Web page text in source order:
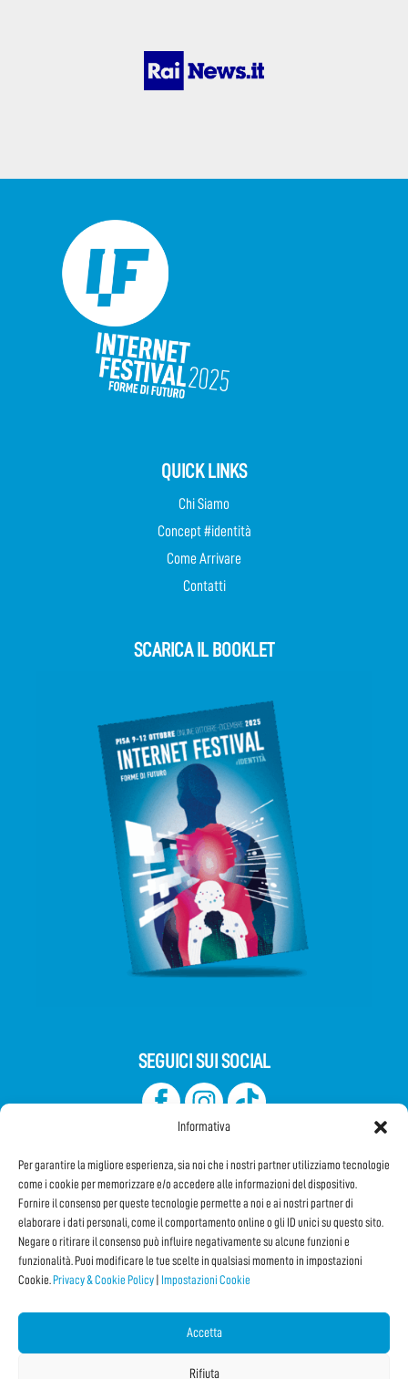
Informativa
Per garantire la migliore esperienza, sia noi che i nostri partner utilizziamo tecnologie
come i cookie per memorizzare e/o accedere alle informazioni del dispositivo.
Fornire il consenso per queste tecnologie permette a noi e ai nostri partner di
elaborare i dati personali, come il comportamento online o gli ID unici su questo sito.
Negare o ritirare il consenso può influire negativamente su alcune funzioni e
funzionalità. Puoi modificare le tue scelte in qualsiasi momento in impostazioni
Cookie. Privacy & Cookie Policy Impostazioni Cookie
Accetta
Rifiuta
QUICK LINKS
Chi Siamo
Concept #identità
Come Arrivare
Contatti
SCARICA IL BOOKLET
SEGUICI SUI SOCIAL
Iscriviti alla Newsletter
CONDIVIDI QUESTA PAGINA!
Facebook